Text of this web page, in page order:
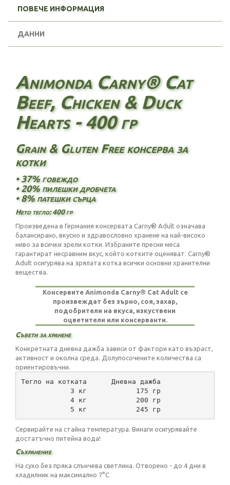
ПОВЕЧЕ ИНФОРМАЦИЯ
ДАННИ
Animonda Carny® Cat
Beef, Chicken & Duck
Hearts - 400 гр
Grain & Gluten Free консерва за
котки
• 37% говеждо
• 20% пилешки дробчета
• 8% патешки сърца
Нето тегло: 400 гр
Произведена в Германия консервата Carny® Adult означава
балансирано, вкусно и здравословно хранене на най-високо
ниво за всички зрели котки. Избраните пресни меса
гарантират несравним вкус, който котките оценяват. Carny®
Adult осигурява на зрялата котка всички основни хранителни
вещества.
Консервите Animonda Carny® Cat Adult се
произвеждат без зърно, соя, захар,
подобрители на вкуса, изкуствени
оцветители или консерванти.
Съвети за хранене
Конкретната дневна дажба зависи от фактори като възраст,
активност и околна среда. Долупосочените количества са
ориентировъчни.
Тегло на котката      Дневна дажба
            3 кг            175 гр
            4 кг            200 гр
            5 кг            245 гр
Сервирайте на стайна температура. Винаги осигурявайте
достатъчно питейна вода!
Съхранение
На сухо без пряка слънчева светлина. Отворено - до 4 дни в
хладилник на максимално 7°C